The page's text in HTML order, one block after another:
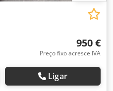
950 €
Preço fixo acresce IVA
Ligar